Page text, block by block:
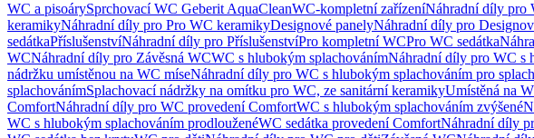
WC a pisoárySprchovací WC Geberit AquaCleanWC-kompletní zařízeníNáhradní díly pro
keramikyNáhradní díly pro Pro WC keramikyDesignové panelyNáhradní díly pro
sedátkaPříslušenstvíNáhradní díly pro PříslušenstvíPro kompletní WCPro WC sedátka
WCNáhradní díly pro Závěsná WCWC s hlubokým splachovánímNáhradní díly pro WC s
nádržku umístěnou na WC míseNáhradní díly pro WC s hlubokým splachováním pro
splachovánímSplachovací nádržky na omítku pro WC, ze sanitární keramikyUmístěná na
ComfortNáhradní díly pro WC provedení ComfortWC s hlubokým splachováním zvýšené
WC s hlubokým splachováním prodlouženéWC sedátka provedení ComfortNáhradní díly